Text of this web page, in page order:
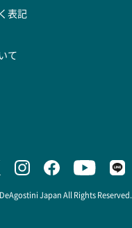
表記
て
Japan All Rights Reserved.